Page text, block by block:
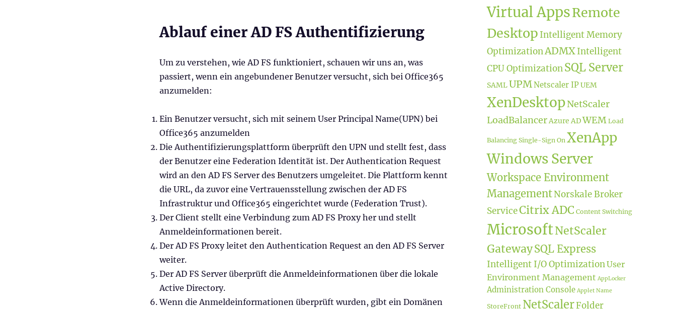
Ablauf einer AD FS Authentifizierung
Um zu verstehen, wie AD FS funktioniert, schauen wir uns an, was
passiert, wenn ein angebundener Benutzer versucht, sich bei Office365
anzumelden:
Ein Benutzer versucht, sich mit seinem User Principal Name(UPN) bei
Office365 anzumelden
Die Authentifizierungsplattform überprüft den UPN und stellt fest, dass
der Benutzer eine Federation Identität ist. Der Authentication Request
wird an den AD FS Server des Benutzers umgeleitet. Die Plattform kennt
die URL, da zuvor eine Vertrauensstellung zwischen der AD FS
Infrastruktur und Office365 eingerichtet wurde (Federation Trust).
Der Client stellt eine Verbindung zum AD FS Proxy her und stellt
Anmeldeinformationen bereit.
Der AD FS Proxy leitet den Authentication Request an den AD FS Server
weiter.
Der AD FS Server überprüft die Anmeldeinformationen über die lokale
Active Directory.
Wenn die Anmeldeinformationen überprüft wurden, gibt ein Domänen
Virtual AppsRemote
Desktop Intelligent Memory
OptimizationADMXIntelligent
CPU OptimizationSQL Server
SAMLUPMNetscaler IPUEM
XenDesktopNetScaler
LoadBalancerAzure ADWEM Load
Balancing Single-Sign On XenApp
Windows Server
Workspace Environment
ManagementNorskale Broker
ServiceCitrix ADC Content Switching
MicrosoftNetScaler
GatewaySQL Express
Intelligent I/O OptimizationUser
Environment Management AppLocker
Administration Console Applet Name
StoreFront NetScalerFolder